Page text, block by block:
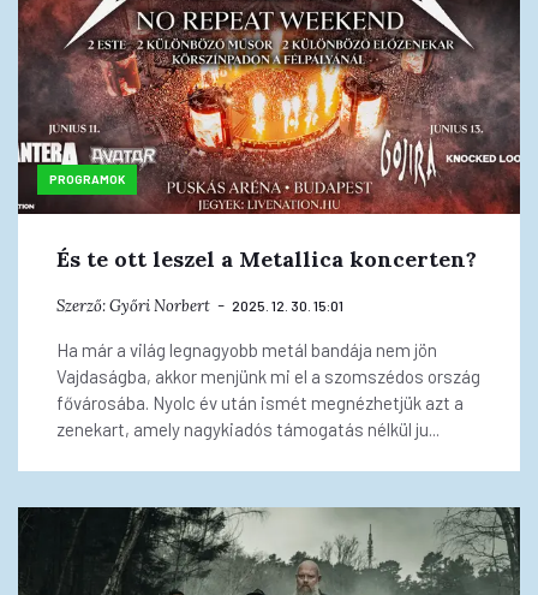
PROGRAMOK
És te ott leszel a Metallica koncerten?
Szerző:Győri Norbert 2025. 12. 30. 15:01
Ha már a világ legnagyobb metál bandája nem jön
Vajdaságba, akkor menjünk mi el a szomszédos ország
fővárosába. Nyolc év után ismét megnézhetjük azt a
zenekart, amely nagykiadós támogatás nélkül ju...